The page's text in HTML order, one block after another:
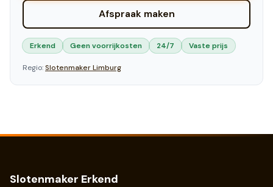
Afspraak maken
Erkend Geen voorrijkosten 24/7 Vaste prijs
Regio:SlotenmakerLimburg
Slotenmaker Erkend